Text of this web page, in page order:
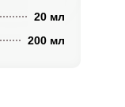
20 мл
200 мл